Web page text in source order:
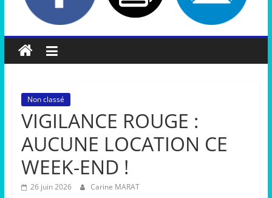
Non classé
VIGILANCE ROUGE :
AUCUNE LOCATION CE
WEEK-END !
26 juin 2026 Carine MARAT